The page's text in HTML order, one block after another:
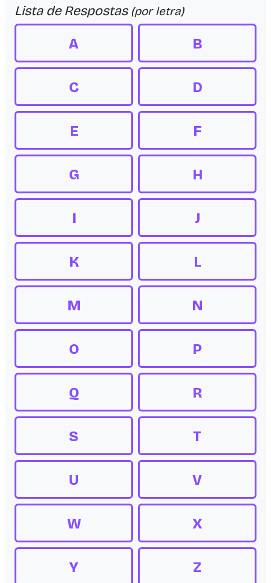
Lista de Respostas (por letra)
A B
C D
E F
G H
I J
K L
M N
O P
Q R
S T
U V
W X
Y Z